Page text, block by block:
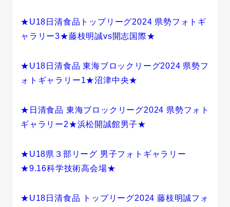
★U18日清食品トップリーグ2024 県勢フォトギ
ャラリー3★藤枝明誠vs開志国際★
★U18日清食品 東海ブロックリーグ2024 県勢フ
ォトギャラリー1★沼津中央★
★日清食品 東海ブロックリーグ2024 県勢フォト
ギャラリー2★浜松開誠館男子★
★U18県３部リーグ 男子フォトギャラリー
★9.16科学技術高会場★
★U18日清食品 トップリーグ2024 藤枝明誠フォ